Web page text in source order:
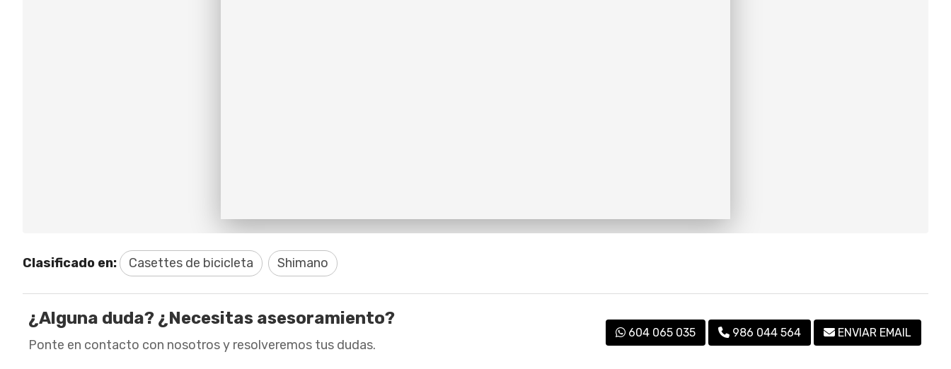
Clasificado en: Casettes de bicicleta Shimano
¿Alguna duda? ¿Necesitas asesoramiento?
Ponte en contacto con nosotros y resolveremos tus dudas.
604 065 035 986 044 564 ENVIAR EMAIL